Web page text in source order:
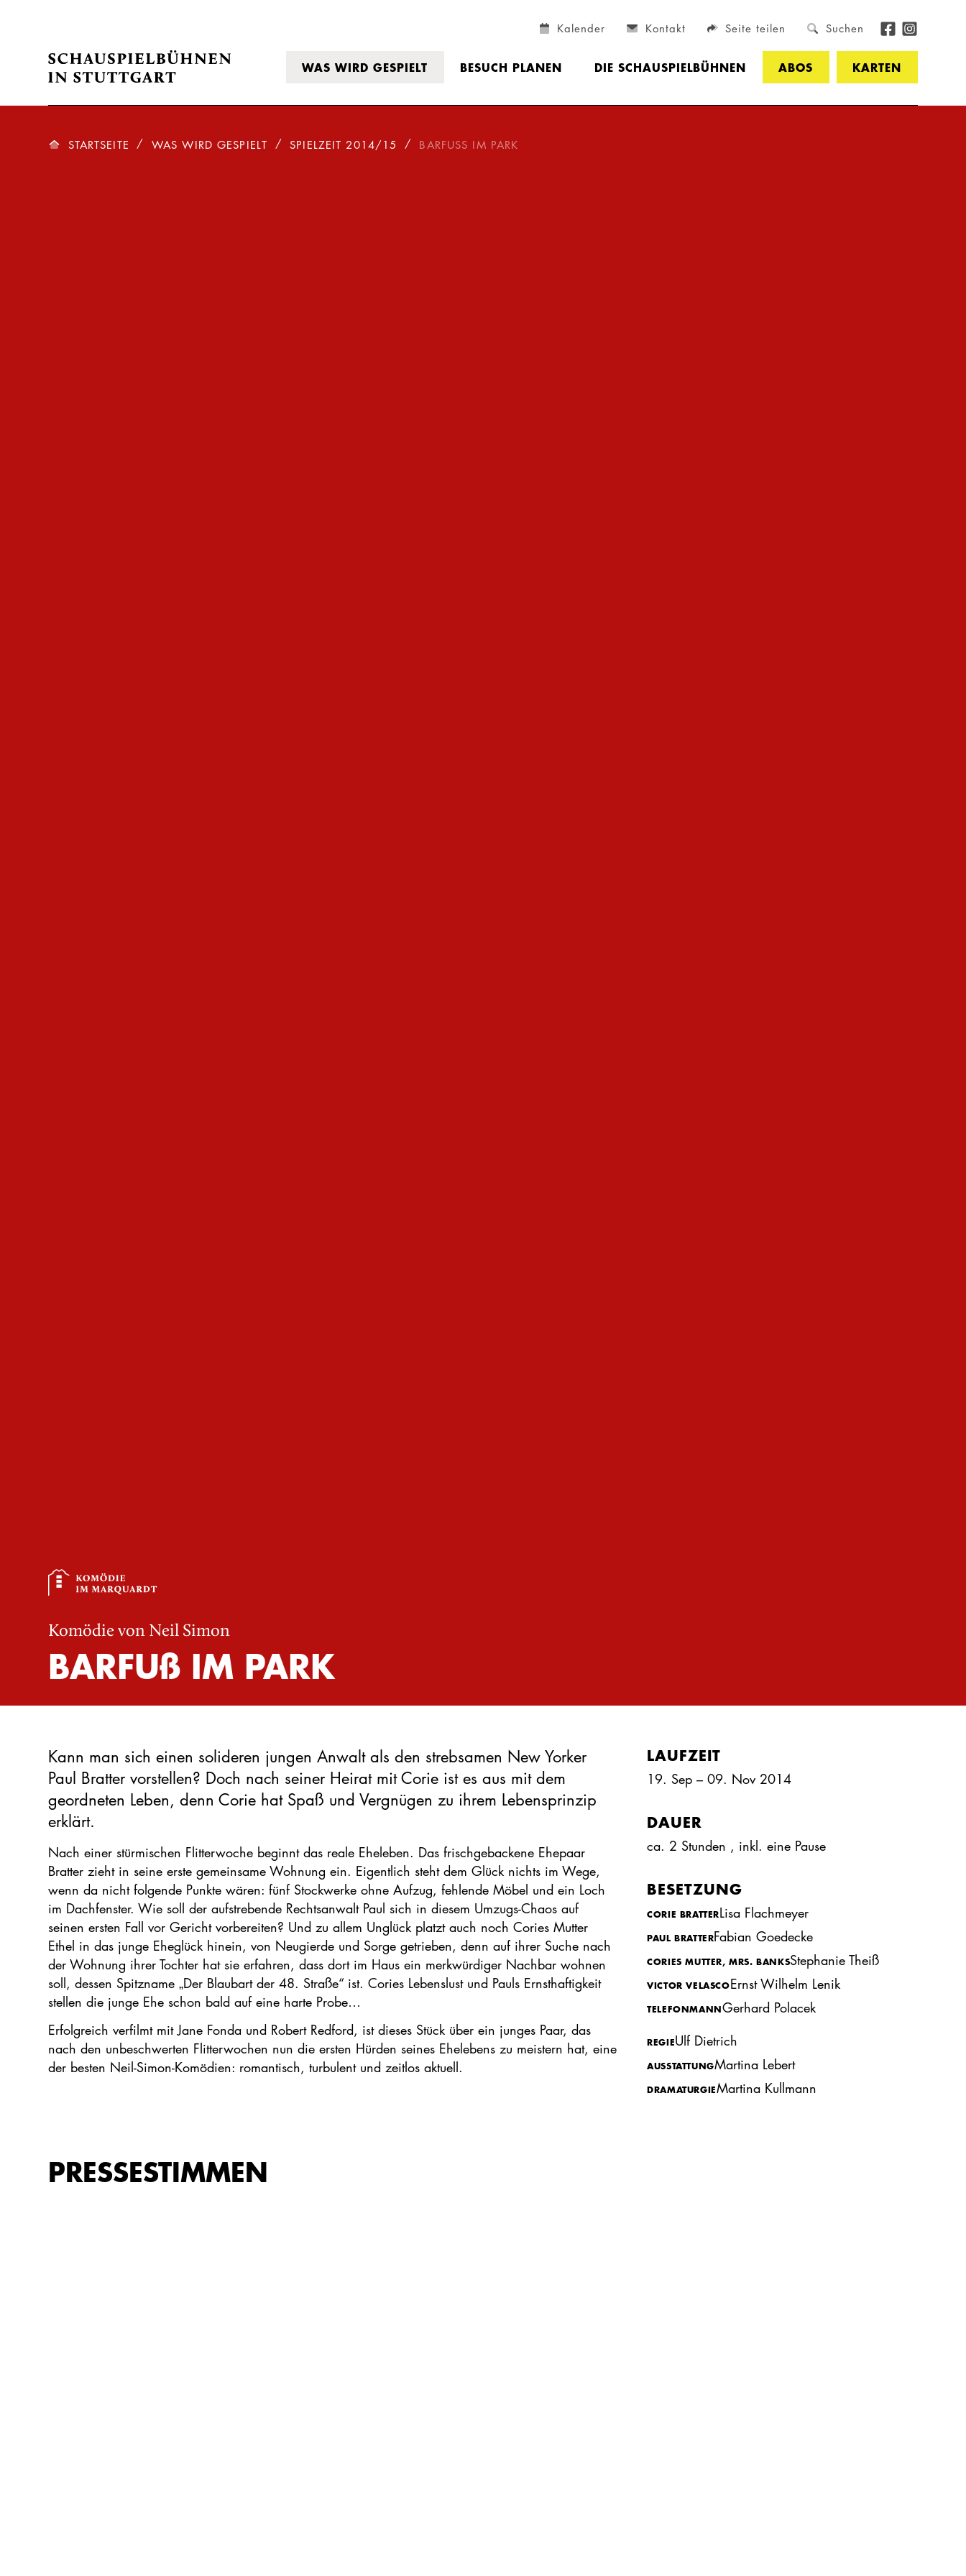
Kalender Kontakt Seite teilen Suchen
WAS WIRD GESPIELT BESUCH PLANEN DIE SCHAUSPIELBÜHNEN ABOS KARTEN
STARTSEITE WAS WIRD GESPIELT SPIELZEIT 2014/15 BARFUSS IM PARK
Komödie von Neil Simon
BARFUß IM PARK
Kann man sich einen solideren jungen Anwalt als den strebsamen New Yorker
Paul Bratter vorstellen? Doch nach seiner Heirat mit Corie ist es aus mit dem
geordneten Leben, denn Corie hat Spaß und Vergnügen zu ihrem Lebensprinzip
erklärt.
Nach einer stürmischen Flitterwoche beginnt das reale Eheleben. Das frischgebackene Ehepaar
Bratter zieht in seine erste gemeinsame Wohnung ein. Eigentlich steht dem Glück nichts im Wege,
wenn da nicht folgende Punkte wären: fünf Stockwerke ohne Aufzug, fehlende Möbel und ein Loch
im Dachfenster. Wie soll der aufstrebende Rechtsanwalt Paul sich in diesem Umzugs-Chaos auf
seinen ersten Fall vor Gericht vorbereiten? Und zu allem Unglück platzt auch noch Cories Mutter
Ethel in das junge Eheglück hinein, von Neugierde und Sorge getrieben, denn auf ihrer Suche nach
der Wohnung ihrer Tochter hat sie erfahren, dass dort im Haus ein merkwürdiger Nachbar wohnen
soll, dessen Spitzname „Der Blaubart der 48. Straße“ ist. Cories Lebenslust und Pauls Ernsthaftigkeit
stellen die junge Ehe schon bald auf eine harte Probe…
Erfolgreich verfilmt mit Jane Fonda und Robert Redford, ist dieses Stück über ein junges Paar, das
nach den unbeschwerten Flitterwochen nun die ersten Hürden seines Ehelebens zu meistern hat, eine
der besten Neil-Simon-Komödien: romantisch, turbulent und zeitlos aktuell.
LAUFZEIT
19. Sep – 09. Nov 2014
DAUER
ca. 2 Stunden , inkl.eine Pause
BESETZUNG
CORIE BRATTERLisa Flachmeyer
PAUL BRATTERFabian Goedecke
CORIES MUTTER, MRS. BANKSStephanie Theiß
VICTOR VELASCOErnst Wilhelm Lenik
TELEFONMANNGerhard Polacek
REGIEUlf Dietrich
AUSSTATTUNGMartina Lebert
DRAMATURGIEMartina Kullmann
PRESSESTIMMEN